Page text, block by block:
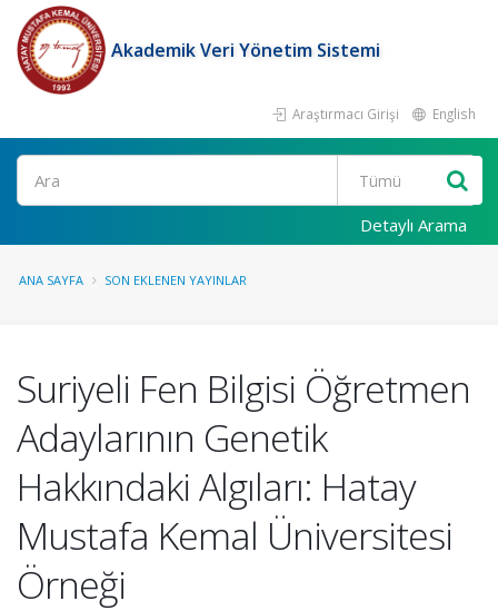
Akademik Veri Yönetim Sistemi
Araştırmacı Girişi English
Ara
Detaylı Arama
ANA SAYFA SON EKLENEN YAYINLAR
Suriyeli Fen Bilgisi Öğretmen
Adaylarının Genetik
Hakkındaki Algıları: Hatay
Mustafa Kemal Üniversitesi
Örneği